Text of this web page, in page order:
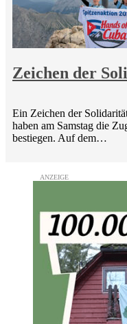
Zeichen der
Ein Zeichen der
haben am Samstag die
bestiegen. Auf dem…